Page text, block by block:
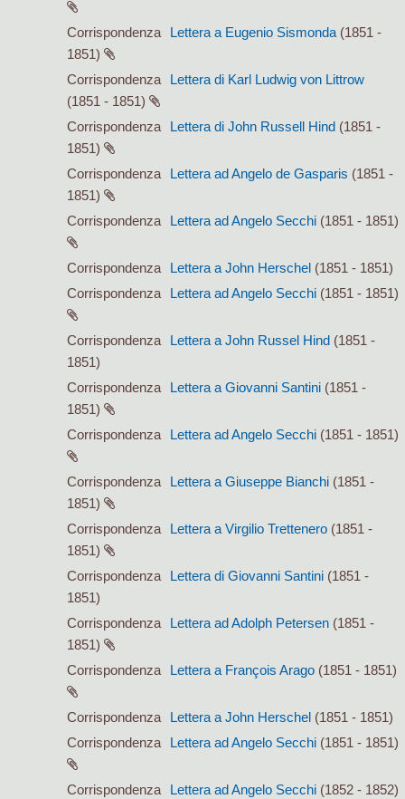
Corrispondenza Lettera a Eugenio Sismonda (1851 -
1851)
Corrispondenza
Lettera di Karl Ludwig von Littrow
(1851 - 1851)
Corrispondenza
Lettera di John Russell Hind (1851 -
1851)
Corrispondenza
Lettera ad Angelo de Gasparis (1851 -
1851)
Corrispondenza
Lettera ad Angelo Secchi (1851 - 1851)
Corrispondenza Lettera a John Herschel (1851 - 1851)
Corrispondenza
Lettera ad Angelo Secchi (1851 - 1851)
Corrispondenza Lettera a John Russel Hind (1851 -
1851)
Corrispondenza
Lettera a Giovanni Santini (1851 -
1851)
Corrispondenza
Lettera ad Angelo Secchi (1851 - 1851)
Corrispondenza Lettera a Giuseppe Bianchi (1851 -
1851)
Corrispondenza
Lettera a Virgilio Trettenero (1851 -
1851)
Corrispondenza
Lettera di Giovanni Santini (1851 -
1851)
Corrispondenza
Lettera ad Adolph Petersen (1851 -
1851)
Corrispondenza
Lettera a François Arago (1851 - 1851)
Corrispondenza Lettera a John Herschel (1851 - 1851)
Corrispondenza
Lettera ad Angelo Secchi (1851 - 1851)
Corrispondenza Lettera ad Angelo Secchi (1852 - 1852)